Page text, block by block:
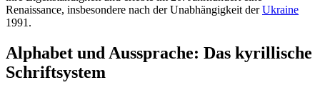
Renaissance, insbesondere nach der Unabhängigkeit derUkraine
1991.
Alphabet und Aussprache: Das kyrillische
Schriftsystem